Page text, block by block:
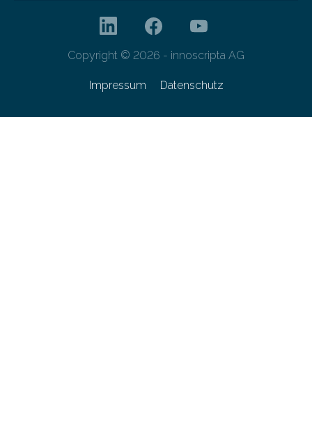
Copyright © 2026 - innoscripta AG
Impressum Datenschutz